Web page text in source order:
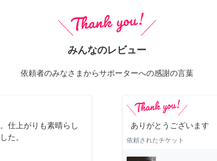
みんなのレビュー
依頼者のみなさまからサポーターへの感謝の言葉
仕上がりも素晴らし
た。
ありがとうございます
依頼されたチケット